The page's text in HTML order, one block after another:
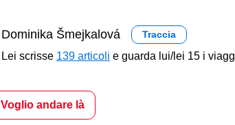
Dominika Šmejkalová Traccia
Lei scrisse 139 articoli e guarda lui/lei 15 i
Voglio andare là